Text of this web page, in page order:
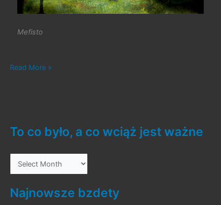
Mefisto
#501.
Read More »
To co było, a co wciąż jest ważne
o
c
Najnowsze bzdety